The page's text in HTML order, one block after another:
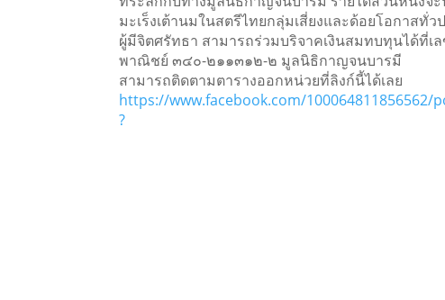
มะเร็งเต้านมในสตรีไทยกลุ่มเสี่ยงและด้อยโอกาสทั่ว
ผู้มีจิตศรัทธา สามารถร่วมบริจาคเงินสมทบทุนได้ที่เ
พาณิชย์ ๓๔๐-๒๑๑๓๑๒-๒ มูลนิธิกาญจนบารมี
สามารถติดตามตารางออกหน่วยที่ลิงก์นี้ได้เลย
https://www.facebook.com/100064811856562/
?